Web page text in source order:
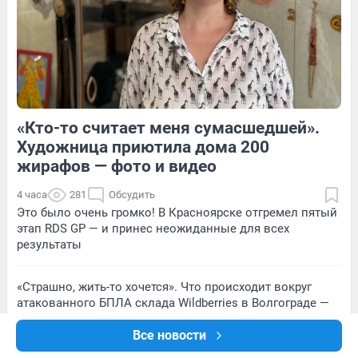
Все новости
Обсудить 10 Обсудить
4 1 11 Обсудить
«Кто-то считает меня сумасшедшей».
Художница приютила дома 200
жирафов — фото и видео
4 часа 281 Обсудить
Это было очень громко! В Красноярске отгремел пятый
этап RDS GP — и принес неожиданные для всех
результаты
«Страшно, жить-то хочется». Что происходит вокруг
атакованного БПЛА склада Wildberries в Волгограде —
репортаж с места